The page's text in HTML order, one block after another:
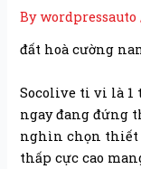
Bywordpressauto
đất hoà cường
Socolive ti vi là
ngay đang đứng
nghìn chọn thiết
thấp cực cao